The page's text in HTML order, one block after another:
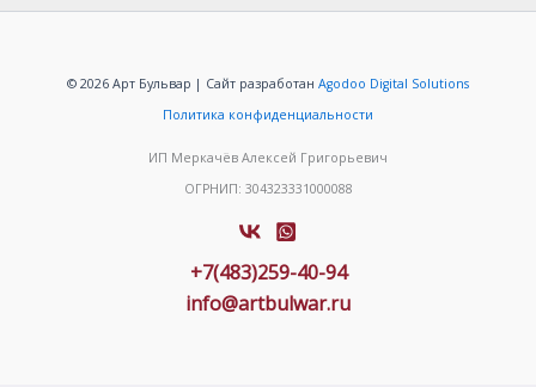
© 2026 Арт Бульвар | Сайт разработан Agodoo Digital Solutions
Политика конфиденциальности
ИП Меркачёв Алексей Григорьевич
ОГРНИП: 304323331000088
+7(483)259-40-94
info@artbulwar.ru